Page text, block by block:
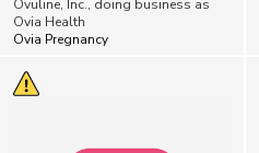
Ovuline, Inc., doing business as
Ovia Health
Ovia Pregnancy